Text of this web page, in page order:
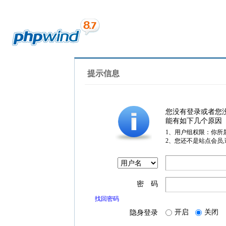
提示信息
您没有登录或者您
能有如下几个原因
1、用户组权限：你所
2、您还不是站点会员
密 码
找回密码
隐身登录 开启 关闭